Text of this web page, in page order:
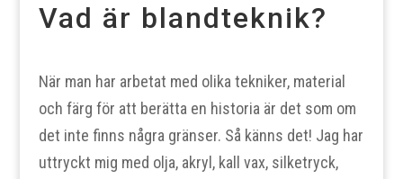
Vad är blandteknik?
När man har arbetat med olika tekniker, material
och färg för att berätta en historia är det som om
det inte finns några gränser. Så känns det! Jag har
uttryckt mig med olja, akryl, kall vax, silketryck,